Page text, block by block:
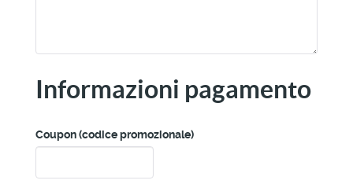
Informazioni pagamento
Coupon (codice promozionale)